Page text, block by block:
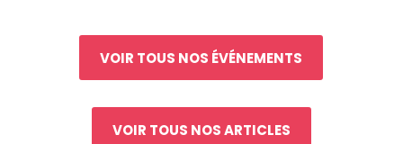
VOIR TOUS NOS ÉVÉNEMENTS
VOIR TOUS NOS ARTICLES